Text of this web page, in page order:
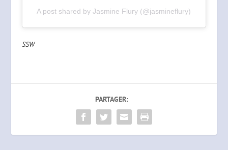
A post shared by Jasmine Flury (@jasmineflury)
SSW
PARTAGER: